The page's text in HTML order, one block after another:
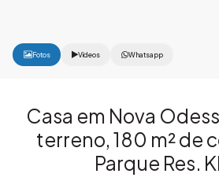
Fotos Vídeos Whatsapp
Casa em Nova
terreno, 180 m² de
Parque Res.